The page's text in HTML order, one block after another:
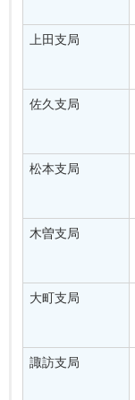
上田支局
佐久支局
松本支局
木曽支局
大町支局
諏訪支局